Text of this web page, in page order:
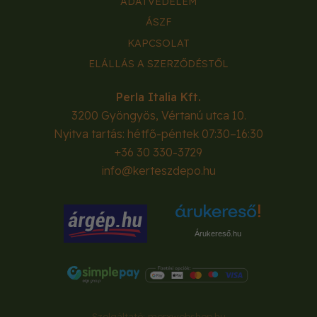
ÁSZF
KAPCSOLAT
ELÁLLÁS A SZERZŐDÉSTŐL
Perla Italia Kft.
3200 Gyöngyös, Vértanú utca 10.
Nyitva tartás: hétfő-péntek 07:30–16:30
+36 30 330-3729
info@kerteszdepo.hu
Árukereső.hu